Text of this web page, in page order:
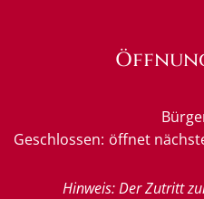
Klicken, um weitere
Geschlossen: öffnet
Hinweis: Der Zutritt